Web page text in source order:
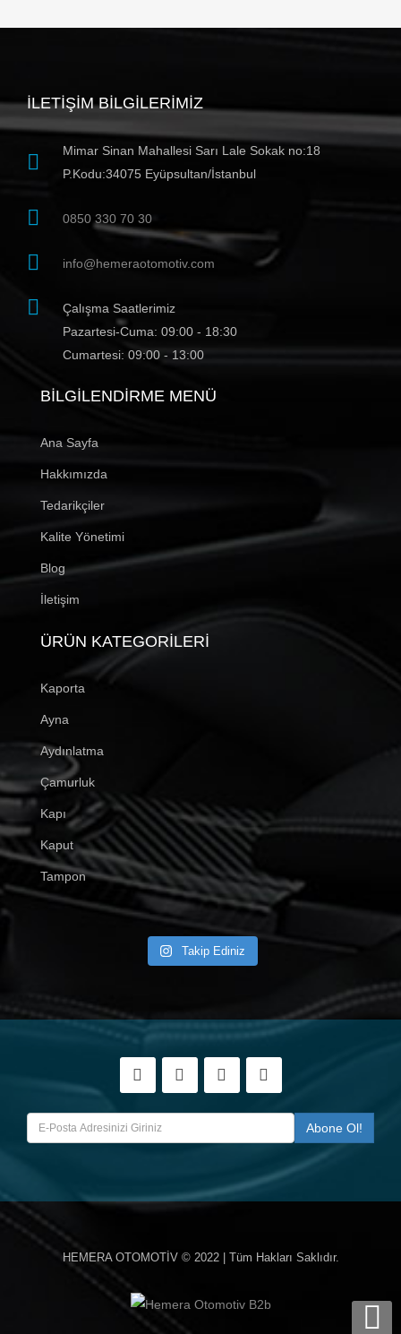
İLETIŞIM BILGILERIMIZ
Mimar Sinan Mahallesi Sarı Lale Sokak no:18
P.Kodu:34075 Eyüpsultan/İstanbul
0850 330 70 30
info@hemeraotomotiv.com
Çalışma Saatlerimiz
Pazartesi-Cuma: 09:00 - 18:30
Cumartesi: 09:00 - 13:00
BILGILENDIRME MENÜ
Ana Sayfa
Hakkımızda
Tedarikçiler
Kalite Yönetimi
Blog
İletişim
ÜRÜN KATEGORILERI
Kaporta
Ayna
Aydınlatma
Çamurluk
Kapı
Kaput
Tampon
Takip Ediniz
HEMERA OTOMOTİV© 2022 | Tüm Hakları Saklıdır.